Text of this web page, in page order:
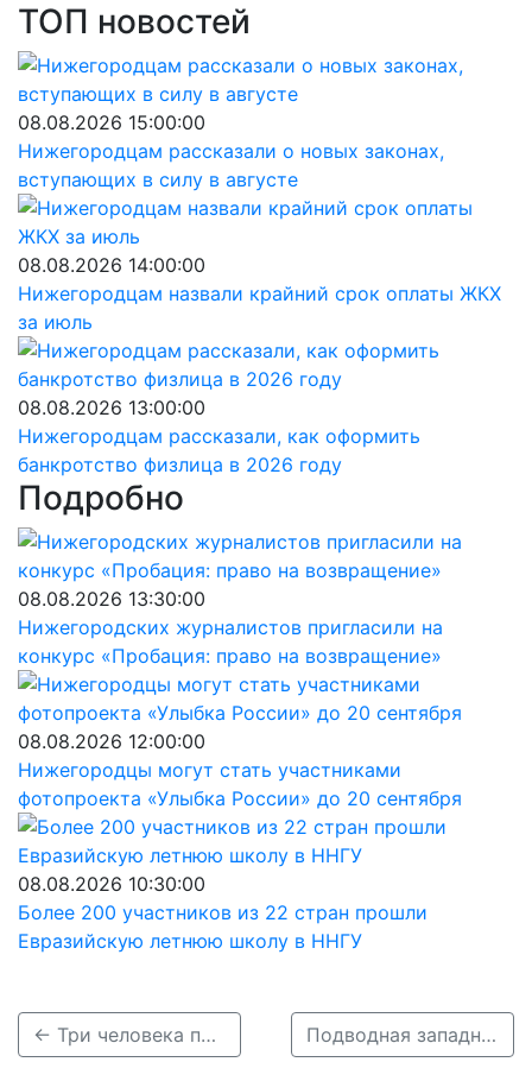
ТОП новостей
08.08.2026 15:00:00
Нижегородцам рассказали о новых законах,
вступающих в силу в августе
08.08.2026 14:00:00
Нижегородцам назвали крайний срок оплаты ЖКХ
за июль
08.08.2026 13:00:00
Нижегородцам рассказали, как оформить
банкротство физлица в 2026 году
Подробно
08.08.2026 13:30:00
Нижегородских журналистов пригласили на
конкурс «Пробация: право на возвращение»
08.08.2026 12:00:00
Нижегородцы могут стать участниками
фотопроекта «Улыбка России» до 20 сентября
08.08.2026 10:30:00
Более 200 участников из 22 стран прошли
Евразийскую летнюю школу в ННГУ
← Три человека пострадали в ДТП с внедорожником и рейсовым автобусом в Семёнове Подводная западня: в Арзамасском округе «Жигули» застряли на затопленном мосту →